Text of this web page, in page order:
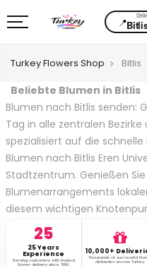
📍Bitlis
Turkey Flowers Shop Bitlis
Beliebte Blumen in Bitlis
Blumen nach Bitlis senden:
Tag in alle zentralen
spezialisiert auf die
Blumen nach Bitlis Eren
Stadtzentrum. Genießen
Blumenarrangements
diesem wichtigen
25
25 Years
Experience
Serving customers with trusted
flower delivery since 1999.
10,000+
Thousands of successful
deliveries across Turkey.